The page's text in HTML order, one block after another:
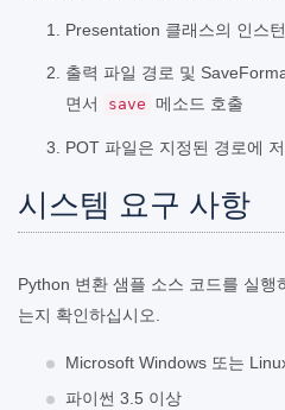
Presentation 클래스의 인스
출력 파일 경로 및
면서
save 메소드 호출
POT 파일은 지정된 경로에
시스템 요구 사항
Python 변환 샘플 소스 코드를 실행
는지 확인하십시오.
Microsoft Windows 또는
파이썬 3.5 이상